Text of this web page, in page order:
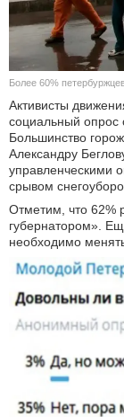
Более 60%
Активисты
социальный опрос
Большинство
Александру
управленческими
срывом
Отметим, что 62%
губернатором».
необходимо